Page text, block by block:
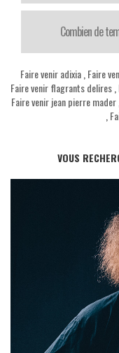
Combien de
Faire venir adixia Faire
Faire venir flagrants delires
Faire venir jean pierre mader
VOUS